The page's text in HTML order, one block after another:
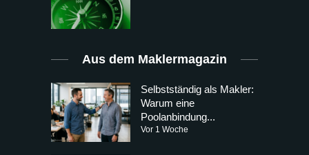
Aus dem Maklermagazin
Selbstständig als Makler:
Warum eine
Poolanbindung...
Vor 1 Woche